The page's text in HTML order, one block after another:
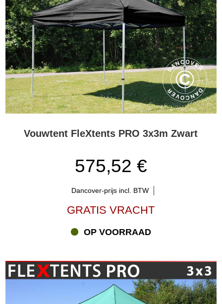
Vouwtent FleXtents PRO 3x3m Zwart
575,52 €
Dancover-prijs incl. BTW
GRATIS VRACHT
OP VOORRAAD